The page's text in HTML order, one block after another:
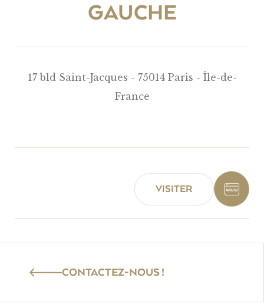
GAUCHE
17 bld Saint-Jacques - 75014 Paris - Île-de-
France
VISITER
CONTACTEZ-NOUS !